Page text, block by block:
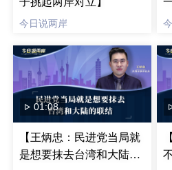
今日说两岸
01:08
【王炳忠：民进党当局就
是想要抹去台湾和大陆的